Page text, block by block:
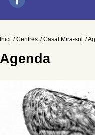
Inici Centres Casal Mira-sol
Agenda